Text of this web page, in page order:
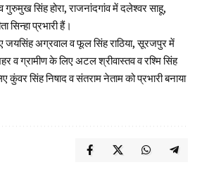
सिंह होरा, राजनांदगांव में दलेश्वर साहू,
सिन्हा प्रभारी हैं।
जयसिंह अग्रवाल व फूल सिंह राठिया, सूरजपुर में
व ग्रामीण के लिए अटल श्रीवास्तव व रश्मि सिंह
सिंह निषाद व संतराम नेताम को प्रभारी बनाया